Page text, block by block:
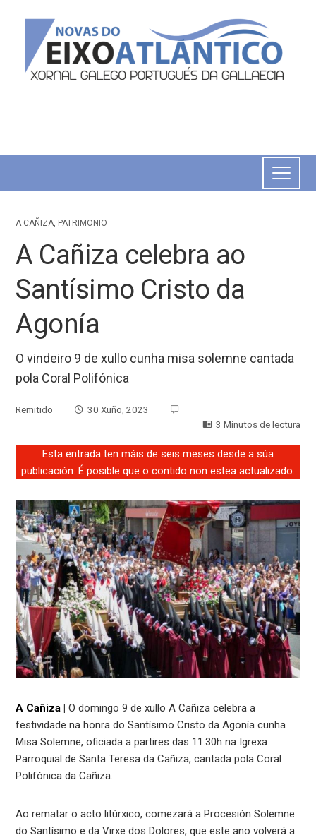
A CAÑIZA, PATRIMONIO
A Cañiza celebra ao
Santísimo Cristo da
Agonía
O vindeiro 9 de xullo cunha misa solemne cantada
pola Coral Polifónica
Remitido
30 Xuño, 2023
3 Minutos de lectura
Esta entrada ten máis de seis meses desde a súa
publicación. É posible que o contido non estea actualizado.
A Cañiza | O domingo 9 de xullo A Cañiza celebra a
festividade na honra do Santísimo Cristo da Agonía cunha
Misa Solemne, oficiada a partires das 11.30h na Igrexa
Parroquial de Santa Teresa da Cañiza, cantada pola Coral
Polifónica da Cañiza.
Ao rematar o acto litúrxico, comezará a Procesión Solemne
do Santísimo e da Virxe dos Dolores, que este ano volverá a